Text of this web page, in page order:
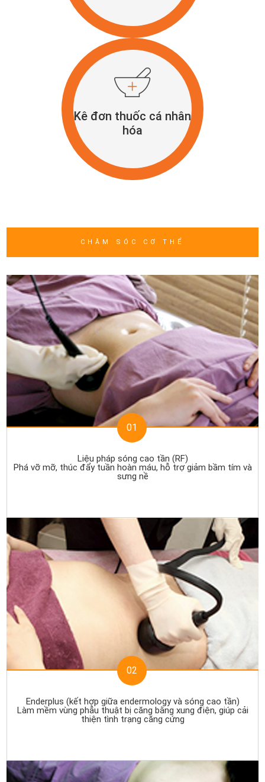
Kê đơn thuốc cá nhân
hóa
CHĂM SÓC CƠ THỂ
01
Liệu pháp sóng cao tần (RF)
Phá vỡ mỡ, thúc đẩy tuần hoàn máu, hỗ trợ giảm bầm tím và
sưng nề
02
Enderplus (kết hợp giữa endermology và sóng cao tần)
Làm mềm vùng phẫu thuật bị căng bằng xung điện, giúp cải
thiện tình trạng căng cứng